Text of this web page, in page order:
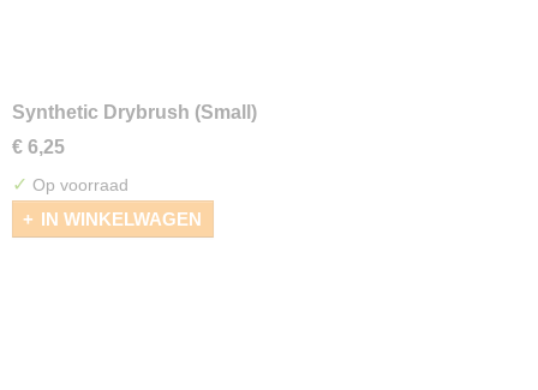
Synthetic Drybrush (Small)
€ 6,25
✓ Op voorraad
IN WINKELWAGEN